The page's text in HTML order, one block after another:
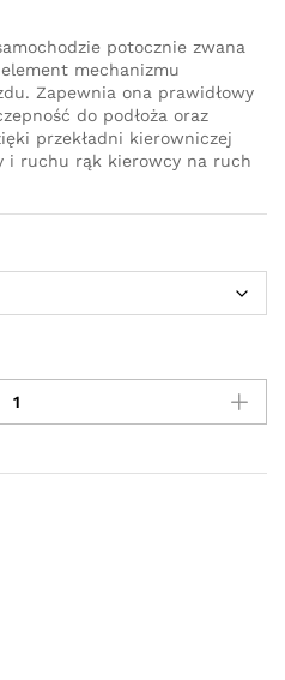
potocznie zwana
mechanizmu
Zapewnia ona prawidłowy
do podłoża oraz
przekładni kierowniczej
i ruchu rąk kierowcy na ruch